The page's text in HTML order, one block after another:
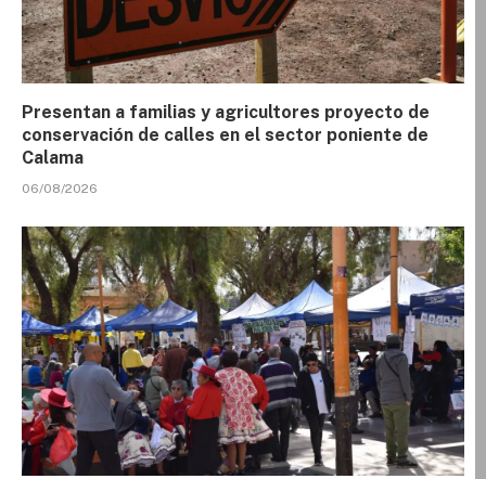
Presentan a familias y agricultores proyecto de
conservación de calles en el sector poniente de
Calama
06/08/2026